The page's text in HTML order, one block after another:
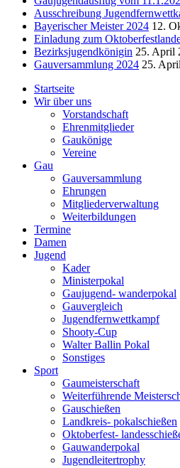
Ausschreibung
Bayerischer Meister 2024 12.
Einladung zum
Bezirksjugendkönigin 25. April
Gauversammlung 2024 25.
Startseite
Wir über uns
Vorstandschaft
Ehrenmitglieder
Gaukönige
Vereine
Gau
Gauversammlung
Ehrungen
Mitgliederverwaltung
Weiterbildungen
Termine
Damen
Jugend
Kader
Ministerpokal
Gaujugend- wanderpokal
Gauvergleich
Jugendfernwettkampf
Shooty-Cup
Walter Ballin Pokal
Sonstiges
Sport
Gaumeisterschaft
Weiterführende
Gauschießen
Landkreis- pokalschießen
Oktoberfest-
Gauwanderpokal
Jugendleitertrophy